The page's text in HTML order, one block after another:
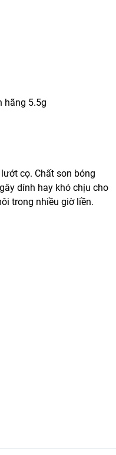
hãng 5.5g
cọ. Chất son bóng
dính hay khó chịu cho
trong nhiều giờ liền.